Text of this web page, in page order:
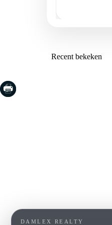
DAMLEX REALTY
Recent bekeken